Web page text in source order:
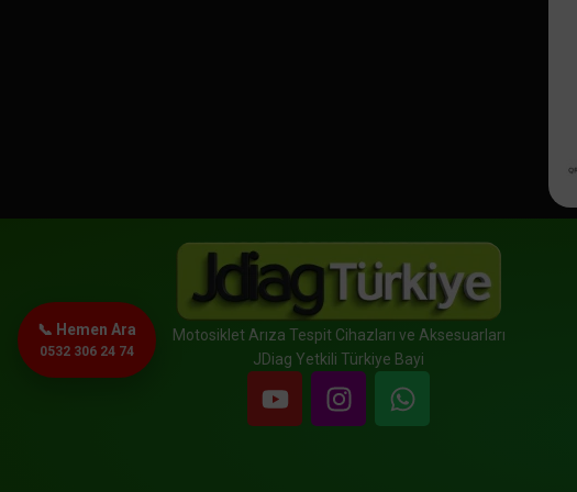
Motosiklet Arıza Tespit Cihazları ve Aksesuarları
JDiag Yetkili Türkiye Bayi
📞 Hemen Ara
0532 306 24 74